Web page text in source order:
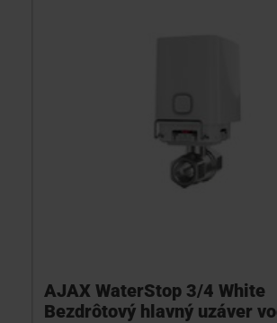
AJAX WaterStop 3/4 White
Bezdrôtový hlavný uzáver